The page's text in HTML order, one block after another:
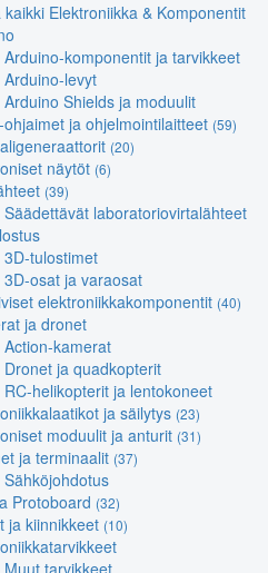
kaikki Elektroniikka & Komponentit
Arduino-komponentit ja tarvikkeet
Arduino-levyt
Arduino Shields ja moduulit
ohjaimet ja ohjelmointilaitteet (59)
(20)
näytöt (6)
(39)
Säädettävät laboratoriovirtalähteet
3D-tulostimet
3D-osat ja varaosat
elektroniikkakomponentit (40)
ja dronet
Action-kamerat
Dronet ja quadkopterit
RC-helikopterit ja lentokoneet
ja säilytys (23)
moduulit ja anturit (31)
ja terminaalit (37)
Sähköjohdotus
Protoboard (32)
ja kiinnikkeet (10)